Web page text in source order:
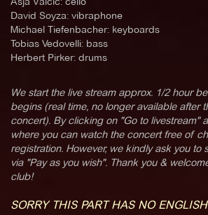
David Soyza: vibraphone
Michael Tiefenbacher: keyboards
Tobias Vedovelli: bass
Herbert Pirker: drums
We start the live stream approx. 1/2 hour
begins (real time, no longer available after
concert). By clicking on "Go to livestream"
where you can watch the concert free of
registration. However, we kindly ask you to
via "Pay as you wish". Thank you &
club!
SORRY THIS PART HAS NO